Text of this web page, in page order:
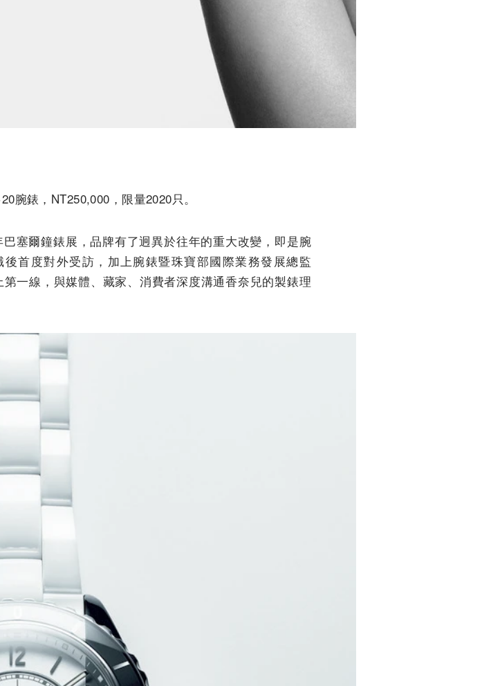
腕錶，NT250,000，限量2020只。
塞爾鐘錶展，品牌有了迥異於往年的重大改變，即是腕
首度對外受訪，加上腕錶暨珠寶部國際業務發展總監
一線，與媒體、藏家、消費者深度溝通香奈兒的製錶理